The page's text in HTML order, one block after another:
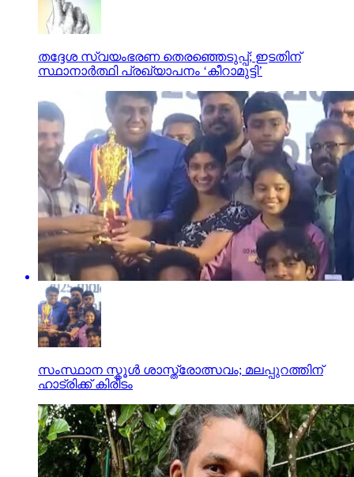
തദ്ദേശ സ്വയംഭരണ തെരഞ്ഞെടുപ്പ്; ഇടതിന്
സ്ഥാനാര്‍ത്ഥി പ്രഖ്യാപനം ‘കീറാമുട്ടി’
സംസ്ഥാന സ്കൂൾ ശാസ്ത്രോത്സവം; മലപ്പുറത്തിന്
ഹാട്രിക്ക് കിരീടം